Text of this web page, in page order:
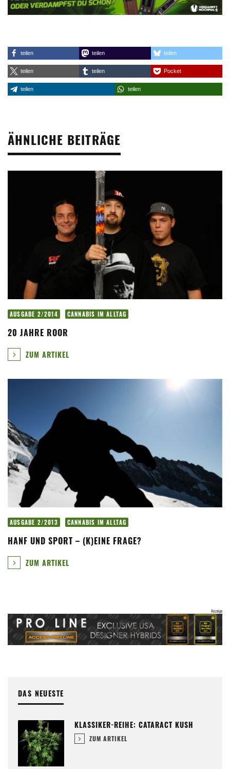
teilen teilen teilen
teilen teilen Pocket
teilen teilen
ÄHNLICHE BEITRÄGE
AUSGABE 2/2014 CANNABIS IM ALLTAG
20 JAHRE ROOR
ZUM ARTIKEL
AUSGABE 2/2013 CANNABIS IM ALLTAG
HANF UND SPORT – (K)EINE FRAGE?
ZUM ARTIKEL
DAS NEUESTE
KLASSIKER-REIHE: CATARACT KUSH
ZUM ARTIKEL